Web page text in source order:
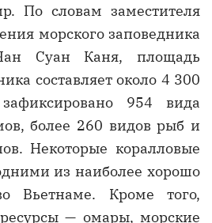
По словам заместителя
морского заповедника
Суан Каня, площадь
составляет около 4 300
954 вида
более 260 видов рыб и
Некоторые коралловые
из наиболее хорошо
Вьетнаме. Кроме того,
— омары, морские